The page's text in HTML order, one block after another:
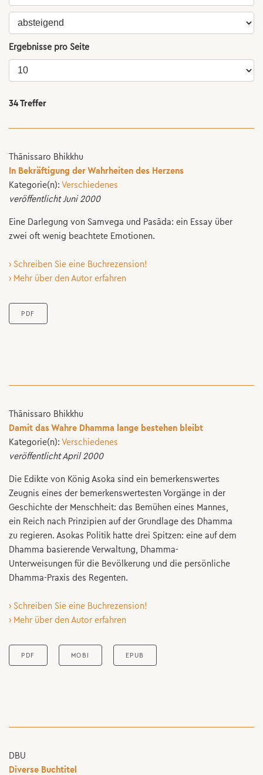
Ergebnisse pro Seite
34 Treffer
Thānissaro Bhikkhu
In Bekräftigung der Wahrheiten des Herzens
Kategorie(n): Verschiedenes
veröffentlicht Juni 2000
Eine Darlegung von Samvega und Pasāda: ein Essay über
zwei oft wenig beachtete Emotionen.
› Schreiben Sie eine Buchrezension!
› Mehr über den Autor erfahren
PDF
Thānissaro Bhikkhu
Damit das Wahre Dhamma lange bestehen bleibt
Kategorie(n): Verschiedenes
veröffentlicht April 2000
Die Edikte von König Asoka sind ein bemerkenswertes
Zeugnis eines der bemerkenswertesten Vorgänge in der
Geschichte der Menschheit: das Bemühen eines Mannes,
ein Reich nach Prinzipien auf der Grundlage des Dhamma
zu regieren. Asokas Politik hatte drei Spitzen: eine auf dem
Dhamma basierende Verwaltung, Dhamma-
Unterweisungen für die Bevölkerung und die persönliche
Dhamma-Praxis des Regenten.
› Schreiben Sie eine Buchrezension!
› Mehr über den Autor erfahren
PDF MOBI EPUB
DBU
Diverse Buchtitel